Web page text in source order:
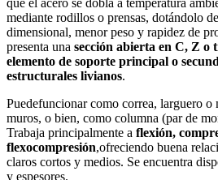
que el acero se dobla a temperatura
mediante rodillos o prensas, dotándolo
dimensional, menor peso y rapidez de
presenta una sección abierta en C, Z o
elemento de soporte principal o
estructurales livianos.
Puedefuncionar como correa, larguero o
muros, o bien, como columna (par de
Trabaja principalmente a flexión,
flexocompresión,ofreciendo buena
claros cortos y medios. Se encuentra
y espesores.